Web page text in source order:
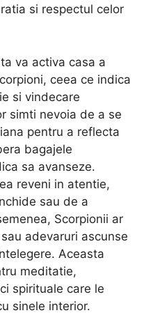
si respectul celor
va activa casa a
ceea ce indica
si vindecare
simti nevoia de a se
pentru a reflecta
bagajele
sa avanseze.
reveni in atentie,
sau de a
Scorpionii ar
adevaruri ascunse
Aceasta
meditatie,
spirituale care le
sinele interior.